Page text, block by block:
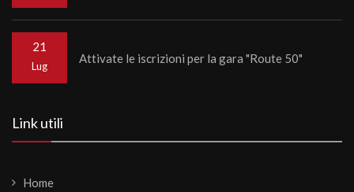
21
Lug
Attivate le iscrizioni per la gara "Route 50"
Link utili
Home